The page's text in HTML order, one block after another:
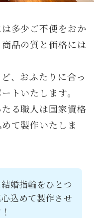
多少ご不便をおか
品の質と価格には
、おふたりに合っ
トいたします。
る職人は国家資格
て製作いたしま
婚指輪をひとつ
込めて製作させ